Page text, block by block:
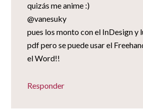
quizás me anime :)
@vanesuky
pues los monto con el InDesign y
pdf pero se puede usar el
el Word!!
Responder